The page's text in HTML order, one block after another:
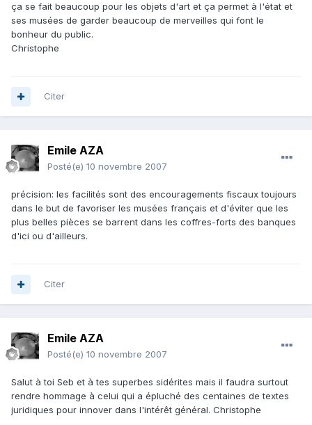
ça se fait beaucoup pour les objets d'art et ça permet à l'état et
ses musées de garder beaucoup de merveilles qui font le
bonheur du public.
Christophe
Citer
Emile AZA
Posté(e) 10 novembre 2007
précision: les facilités sont des encouragements fiscaux toujours
dans le but de favoriser les musées français et d'éviter que les
plus belles pièces se barrent dans les coffres-forts des banques
d'ici ou d'ailleurs.
Citer
Emile AZA
Posté(e) 10 novembre 2007
Salut à toi Seb et à tes superbes sidérites mais il faudra surtout
rendre hommage à celui qui a épluché des centaines de textes
juridiques pour innover dans l'intérêt général. Christophe